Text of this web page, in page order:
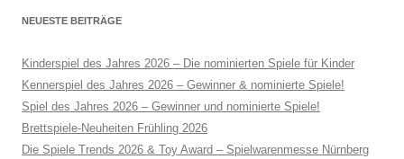
NEUESTE BEITRÄGE
Kinderspiel des Jahres 2026 – Die nominierten Spiele für Kinder
Kennerspiel des Jahres 2026 – Gewinner & nominierte Spiele!
Spiel des Jahres 2026 – Gewinner und nominierte Spiele!
Brettspiele-Neuheiten Frühling 2026
Die Spiele Trends 2026 & Toy Award – Spielwarenmesse Nürnberg